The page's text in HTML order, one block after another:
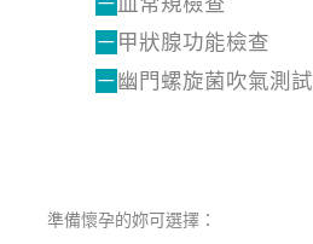
－ 甲狀腺功能檢查
－ 幽門螺旋菌吹氣測試
準備懷孕的妳可選擇：